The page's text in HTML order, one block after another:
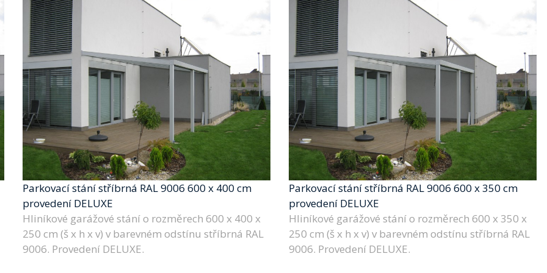
Parkovací stání stříbrná RAL 9006 600 x 400 cm
provedení DELUXE
Hliníkové garážové stání o rozměrech 600 x 400 x
250 cm (š x h x v) v barevném odstínu stříbrná RAL
9006. Provedení DELUXE.
Parkovací stání stříbrná RAL 9006 600 x 350 cm
provedení DELUXE
Hliníkové garážové stání o rozměrech 600 x 350 x
250 cm (š x h x v) v barevném odstínu stříbrná RAL
9006. Provedení DELUXE.